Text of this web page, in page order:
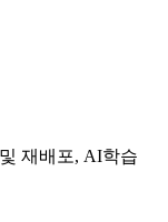
재배포, AI학습